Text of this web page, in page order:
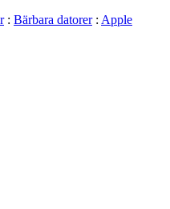
: Bärbara datorer: Apple